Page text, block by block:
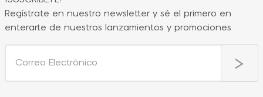
Regístrate en nuestro newsletter y sé el primero en
enterarte de nuestros lanzamientos y promociones